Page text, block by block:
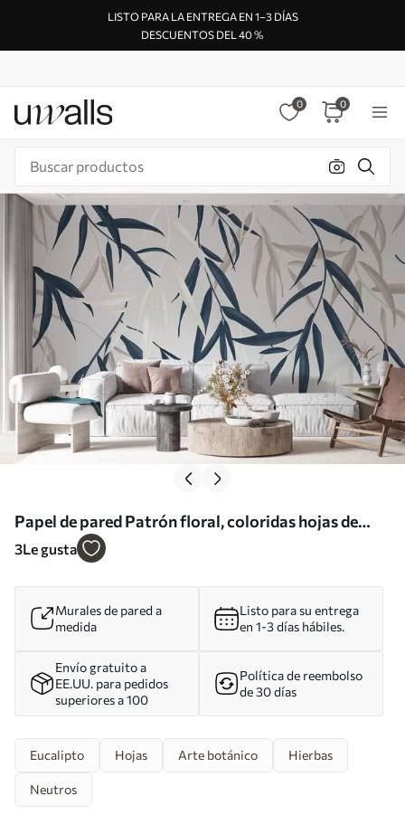
LISTO PARA LA ENTREGA EN 1–3 DÍAS
DESCUENTOS DEL 40 %
0 0
Papel de pared Patrón floral, coloridas hojas de
sauce llorón sobre fondo gris claro Nr. u97022
3Le gusta
Murales de pared a
medida
Listo para su entrega
en 1-3 días hábiles.
Envío gratuito a
EE.UU. para pedidos
superiores a 100
Política de reembolso
de 30 días
Eucalipto Hojas Arte botánico Hierbas
Neutros